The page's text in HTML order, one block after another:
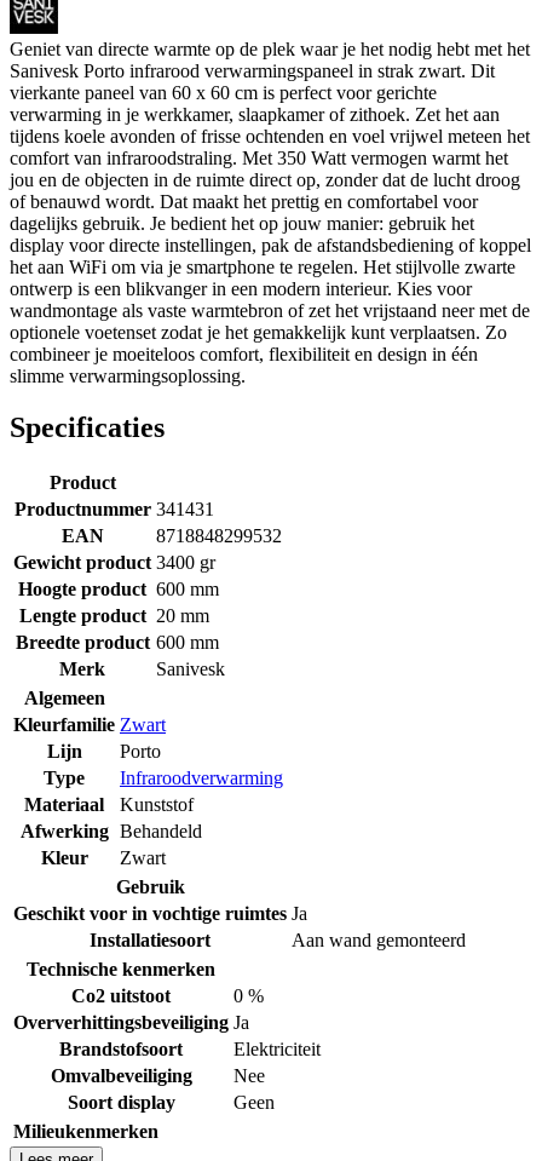
Geniet van directe warmte op de plek waar je het nodig hebt met het
Sanivesk Porto infrarood verwarmingspaneel in strak zwart. Dit
vierkante paneel van 60 x 60 cm is perfect voor gerichte
verwarming in je werkkamer, slaapkamer of zithoek. Zet het aan
tijdens koele avonden of frisse ochtenden en voel vrijwel meteen het
comfort van infraroodstraling. Met 350 Watt vermogen warmt het
jou en de objecten in de ruimte direct op, zonder dat de lucht droog
of benauwd wordt. Dat maakt het prettig en comfortabel voor
dagelijks gebruik. Je bedient het op jouw manier: gebruik het
display voor directe instellingen, pak de afstandsbediening of koppel
het aan WiFi om via je smartphone te regelen. Het stijlvolle zwarte
ontwerp is een blikvanger in een modern interieur. Kies voor
wandmontage als vaste warmtebron of zet het vrijstaand neer met de
optionele voetenset zodat je het gemakkelijk kunt verplaatsen. Zo
combineer je moeiteloos comfort, flexibiliteit en design in één
slimme verwarmingsoplossing.
Specificaties
Product
Productnummer 341431
EAN
8718848299532
Gewicht product 3400 gr
Hoogte product 600 mm
Lengte product 20 mm
Breedte product 600 mm
Merk
Sanivesk
Algemeen
Kleurfamilie Zwart
Lijn
Porto
Type
Infraroodverwarming
Materiaal
Kunststof
Afwerking Behandeld
Kleur
Zwart
Gebruik
Geschikt voor in vochtige ruimtes Ja
Installatiesoort
Aan wand gemonteerd
Technische kenmerken
Co2 uitstoot
0 %
Oververhittingsbeveiliging Ja
Brandstofsoort
Elektriciteit
Omvalbeveiliging
Nee
Soort display
Geen
Milieukenmerken